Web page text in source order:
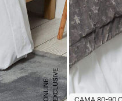
E
X
C
L
U
SI
V
E
O
N
L
I
N
E CAMA 80-90